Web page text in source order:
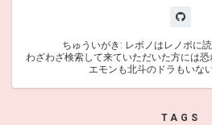
ちゅういがき: レボノはレノボに
わざわざ検索して来ていただいた方には
エモンも北斗のドラもいな
TAGS